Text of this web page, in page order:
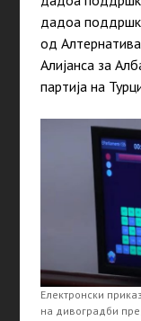
дадоа
од
Алијанса за
партија на
Електронски
на дивоградби